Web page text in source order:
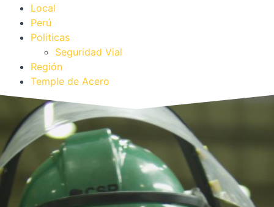
Local
Perú
Politicas
Seguridad Vial
Región
Temple de Acero